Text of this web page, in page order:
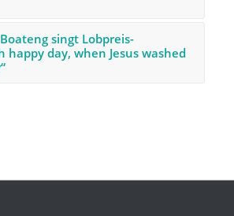
singt Lobpreis-
happy day, when Jesus washed